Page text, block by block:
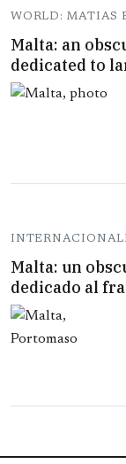
WORLD: MATIAS
Malta: an
dedicated to
Malta: un
dedicado al